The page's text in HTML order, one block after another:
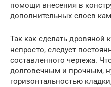
помощи внесения в
дополнительных слоев
Так как сделать дровяной
непросто, следует
составленного чертежа.
долговечным и прочным,
горизонтальностью